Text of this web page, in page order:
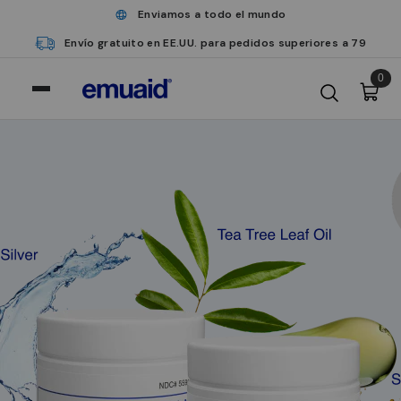
Enviamos a todo el mundo
Envío gratuito en EE.UU. para pedidos superiores a 79
0